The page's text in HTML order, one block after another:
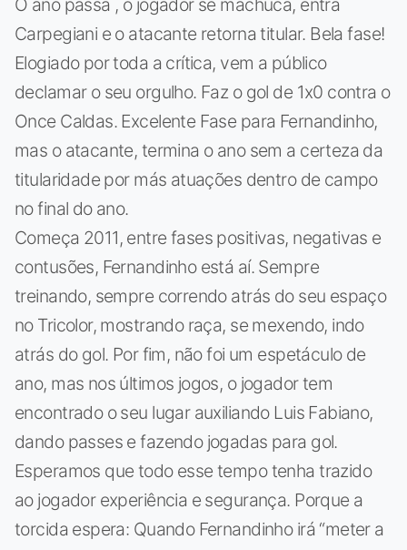
O ano passa , o jogador se machuca, entra
Carpegiani e o atacante retorna titular. Bela fase!
Elogiado por toda a crítica, vem a público
declamar o seu orgulho. Faz o gol de 1x0 contra o
Once Caldas. Excelente Fase para Fernandinho,
mas o atacante, termina o ano sem a certeza da
titularidade por más atuações dentro de campo
no final do ano.
Começa 2011, entre fases positivas, negativas e
contusões, Fernandinho está aí. Sempre
treinando, sempre correndo atrás do seu espaço
no Tricolor, mostrando raça, se mexendo, indo
atrás do gol. Por fim, não foi um espetáculo de
ano, mas nos últimos jogos, o jogador tem
encontrado o seu lugar auxiliando Luis Fabiano,
dando passes e fazendo jogadas para gol.
Esperamos que todo esse tempo tenha trazido
ao jogador experiência e segurança. Porque a
torcida espera: Quando Fernandinho irá “meter a